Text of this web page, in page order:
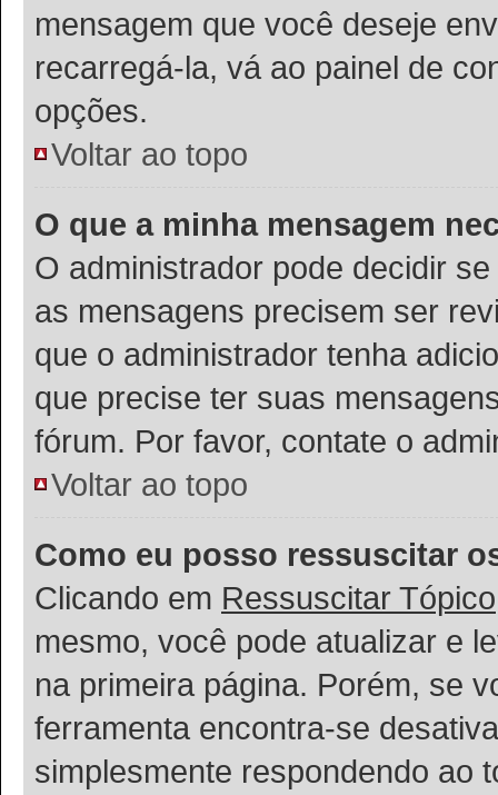
mensagem que você deseje
recarregá-la, vá ao painel de
opções.
Voltar ao topo
O que a minha mensagem
O administrador pode decidir
as mensagens precisem ser
que o administrador tenha
que precise ter suas
fórum. Por favor, contate o
Voltar ao topo
Como eu posso ressuscitar
Clicando em Ressuscitar Tópico
mesmo, você pode atualizar e
na primeira página. Porém, se
ferramenta encontra-se
simplesmente respondendo ao